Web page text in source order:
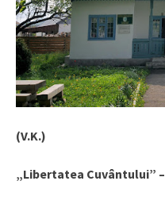
(V.K.)
„Libertatea Cuvântului” –